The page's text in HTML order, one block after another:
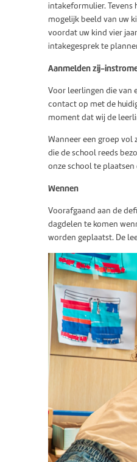
intakeformulier. Tevens
mogelijk beeld van uw
voordat uw kind vier
intakegesprek te
Aanmelden zij-
Voor leerlingen die van
contact op met de
moment dat wij de
Wanneer een groep vol
die de school reeds
onze school te
Wennen
Voorafgaand aan de
dagdelen te komen
worden geplaatst. De